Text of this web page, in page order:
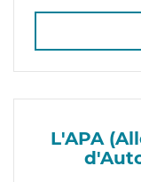
L'APA